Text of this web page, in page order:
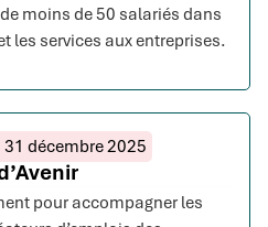
moins de 50 salariés dans
les services aux entreprises.
31 décembre 2025
pour accompagner les